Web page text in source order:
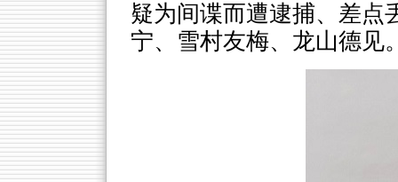
疑为间谍而遭逮捕、差点
宁、雪村友梅、龙山德见